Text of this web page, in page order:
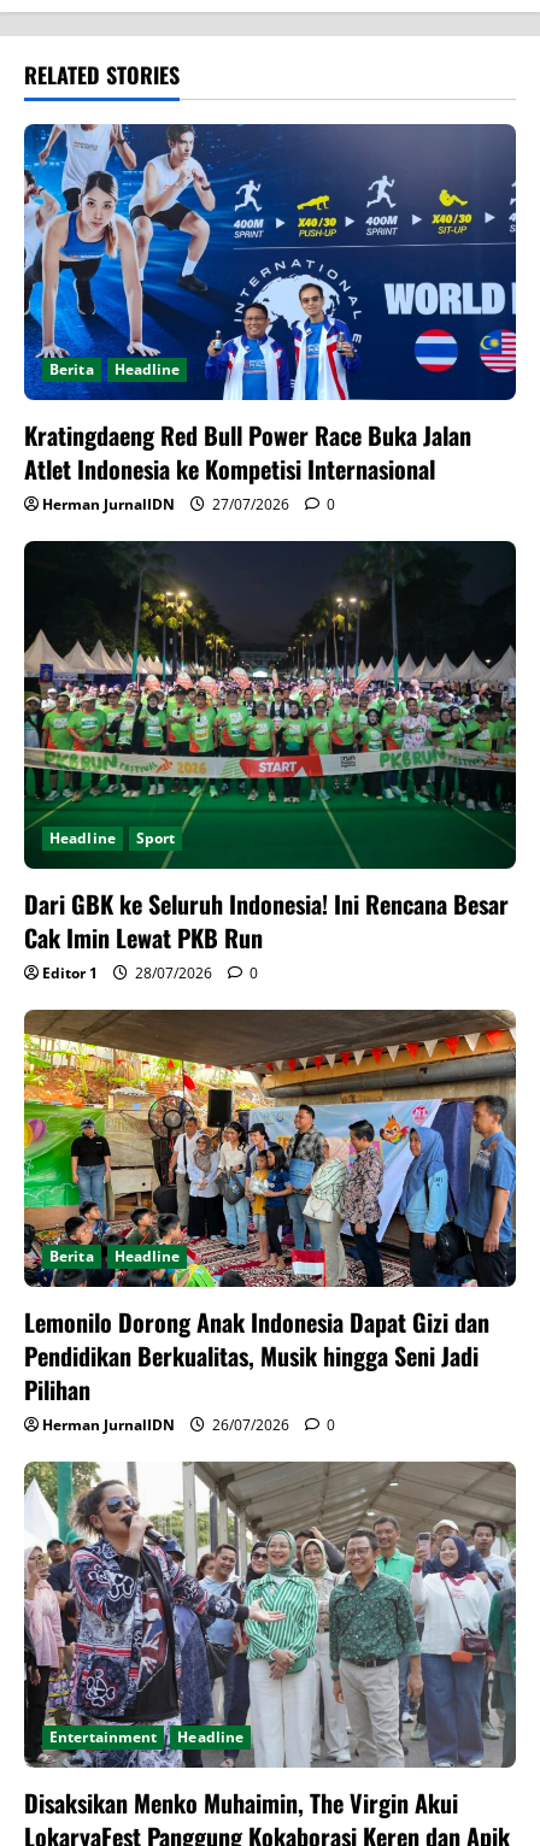
RELATED STORIES
Berita Headline
Kratingdaeng Red Bull Power Race Buka Jalan
Atlet Indonesia ke Kompetisi Internasional
Herman JurnalIDN 27/07/2026 0
Headline Sport
Dari GBK ke Seluruh Indonesia! Ini Rencana Besar
Cak Imin Lewat PKB Run
Editor 1 28/07/2026 0
Berita Headline
Lemonilo Dorong Anak Indonesia Dapat Gizi dan
Pendidikan Berkualitas, Musik hingga Seni Jadi
Pilihan
Herman JurnalIDN 26/07/2026 0
Entertainment Headline
Disaksikan Menko Muhaimin, The Virgin Akui
LokaryaFest Panggung Kokaborasi Keren dan Apik